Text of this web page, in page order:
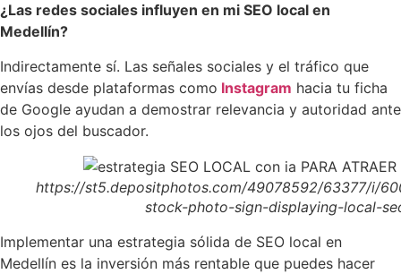
¿Las redes sociales influyen en mi SEO local en
Medellín?
Indirectamente sí. Las señales sociales y el tráfico que
envías desde plataformas como Instagram hacia tu ficha
de Google ayudan a demostrar relevancia y autoridad ante
los ojos del buscador.
https://st5.depositphotos.com/49078592/63377/i/
stock-photo-sign-displaying-local-
Implementar una estrategia sólida de SEO local en
Medellín es la inversión más rentable que puedes hacer